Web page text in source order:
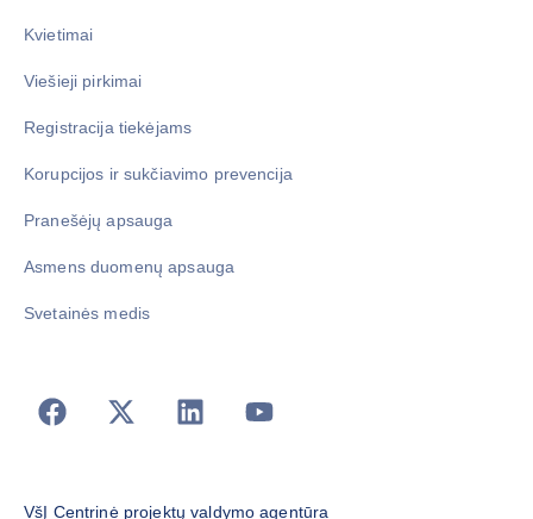
Kvietimai
Viešieji pirkimai
Registracija tiekėjams
Korupcijos ir sukčiavimo prevencija
Pranešėjų apsauga
Asmens duomenų apsauga
Svetainės medis
VšĮ Centrinė projektų valdymo agentūra